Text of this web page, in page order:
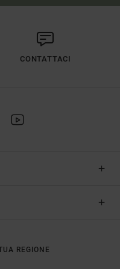
CONTATTACI
REGIONE